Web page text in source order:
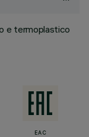
e termoplastico
EAC